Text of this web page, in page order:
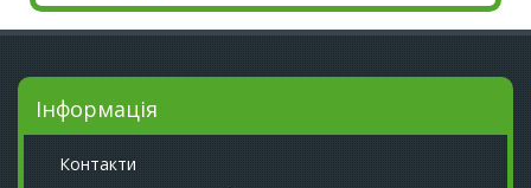
Інформація
Контакти